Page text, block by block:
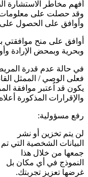
أفهم مخاطر الاستشارة
وقد حصلت على معلومات
وأوافق على الحصول
أوافق على منح موافقتي
وبحرية وبمحض الإرادة
في حالة عدم قدرة
فعلى الوصي / الممثل
يكون قد اُعتبر موافقة
والإقرارات المذكورة
رفع مسؤولية:
لن يتم تخزين أو نشر
البيانات الشخصية التي تم
جمعها من خلال هذا
النموذج في أي مكان بل
غرضها تعزيز تجربتك.